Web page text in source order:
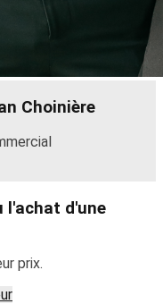
Choinière
l'achat d'une
prix.